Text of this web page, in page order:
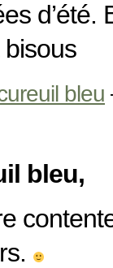
d’été.
bleu
bleu,